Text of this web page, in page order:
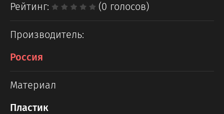
Рейтинг: (0 голосов)
Производитель:
Россия
Материал
Пластик